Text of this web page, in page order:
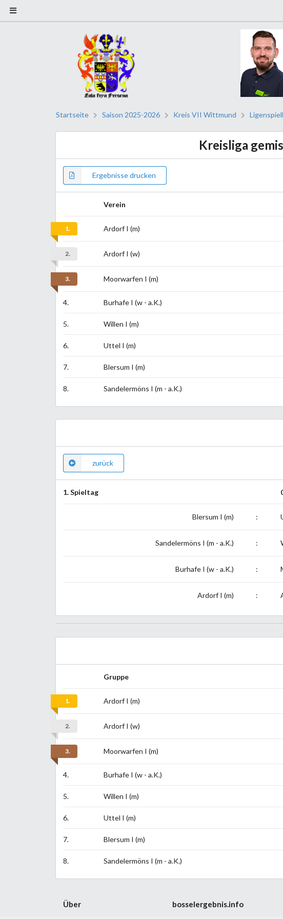
Startseite Saison 2025-2026 Kreis VII Wittmund
Kreisliga
Ergebnisse drucken
Verein
1. Ardorf I (m)
2. Ardorf I (w)
3. Moorwarfen I (m)
4. Burhafe I (w - a.K.)
5. Willen I (m)
6. Uttel I (m)
7. Blersum I (m)
8. Sandelermöns I (m - a.K.)
zurück
1. Spieltag
Blersum I (m) :
Sandelermöns I (m - a.K.) :
Burhafe I (w - a.K.) :
Ardorf I (m) :
Gruppe
1. Ardorf I (m)
2. Ardorf I (w)
3. Moorwarfen I (m)
4. Burhafe I (w - a.K.)
5. Willen I (m)
6. Uttel I (m)
7. Blersum I (m)
8. Sandelermöns I (m - a.K.)
Über bosselergebnis.info